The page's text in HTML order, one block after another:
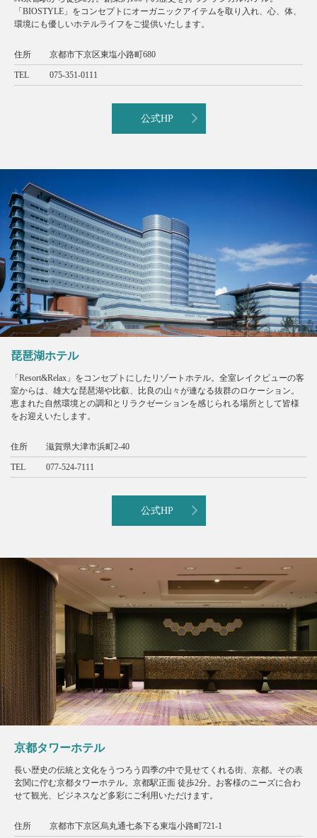
「BIOSTYLE」をコンセプトにオーガニックアイテムを取り入れ、心、体、
環境にも優しいホテルライフをご提供いたします。
住所 京都市下京区東塩小路町680
TEL 075-351-0111
公式HP
琵琶湖ホテル
「Resort&Relax」をコンセプトにしたリゾートホテル。全室レイクビューの客
室からは、雄大な琵琶湖や比叡、比良の山々が連なる抜群のロケーション。
恵まれた自然環境との調和とリラクゼーションを感じられる場所として皆様
をお迎えいたします。
住所 滋賀県大津市浜町2-40
TEL 077-524-7111
公式HP
京都タワーホテル
長い歴史の伝統と文化をうつろう四季の中で見せてくれる街、京都。その表
玄関に佇む京都タワーホテル。京都駅正面 徒歩2分。お客様のニーズに合わ
せて観光、ビジネスなど多彩にご利用いただけます。
住所 京都市下京区烏丸通七条下る東塩小路町721-1